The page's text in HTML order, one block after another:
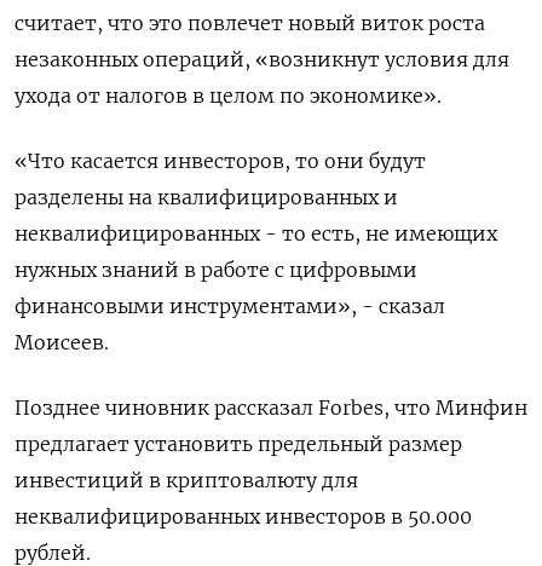
считает, что это повлечет новый виток роста
незаконных операций, «возникнут условия для
ухода от налогов в целом по экономике».
«Что касается инвесторов, то они будут
разделены на квалифицированных и
неквалифицированных - то есть, не имеющих
нужных знаний в работе с цифровыми
финансовыми инструментами», - сказал
Моисеев.
Позднее чиновник рассказал Forbes, что Минфин
предлагает установить предельный размер
инвестиций в криптовалюту для
неквалифицированных инвесторов в 50.000
рублей.